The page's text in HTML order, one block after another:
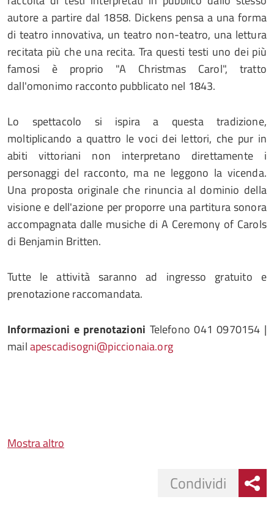
autore a partire dal 1858. Dickens pensa a una forma
di teatro innovativa, un teatro non-teatro, una lettura
recitata più che una recita. Tra questi testi uno dei più
famosi è proprio "A Christmas Carol", tratto
dall'omonimo racconto pubblicato nel 1843.
Lo spettacolo si ispira a questa tradizione,
moltiplicando a quattro le voci dei lettori, che pur in
abiti vittoriani non interpretano direttamente i
personaggi del racconto, ma ne leggono la vicenda.
Una proposta originale che rinuncia al dominio della
visione e dell'azione per proporre una partitura sonora
accompagnata dalle musiche di A Ceremony of Carols
di Benjamin Britten.
Tutte le attività saranno ad ingresso gratuito e
prenotazione raccomandata.
Informazioni e prenotazioni Telefono 041 0970154 |
mailapescadisogni@piccionaia.org
Mostra altro
Condividi